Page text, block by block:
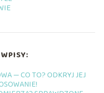
— CO TO? ODKRYJ JEJ